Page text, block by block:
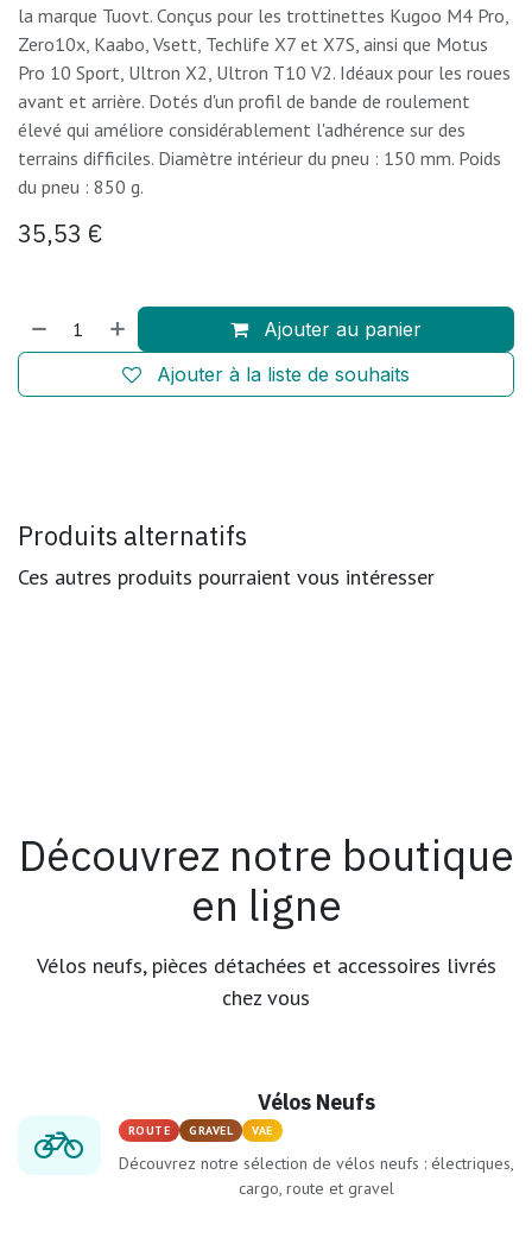
la marque Tuovt. Conçus pour les trottinettes Kugoo M4 Pro,
Zero10x, Kaabo, Vsett, Techlife X7 et X7S, ainsi que Motus
Pro 10 Sport, Ultron X2, Ultron T10 V2. Idéaux pour les roues
avant et arrière. Dotés d'un profil de bande de roulement
élevé qui améliore considérablement l'adhérence sur des
terrains difficiles. Diamètre intérieur du pneu : 150 mm. Poids
du pneu : 850 g.
35,53 €
Ajouter au panier
Ajouter à la liste de souhaits
Produits alternatifs
Ces autres produits pourraient vous intéresser
Découvrez notre boutique
en ligne
Vélos neufs, pièces détachées et accessoires livrés
chez vous
Vélos Neufs
ROUTE GRAVEL VAE
Découvrez notre sélection de vélos neufs : électriques,
cargo, route et gravel